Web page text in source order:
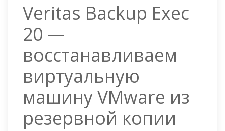
Veritas Backup Exec
20 —
восстанавливаем
виртуальную
машину VMware из
резервной копии